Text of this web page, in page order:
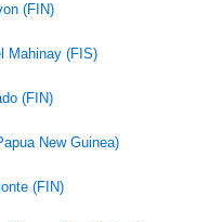
(FIN)
Mahinay (FIS)
(FIN)
New Guinea)
(FIN)